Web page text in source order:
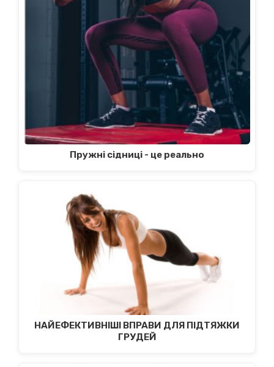
Пружні сідниці - це реально
НAЙEФEКTИВНІШІ ВПPAВИ ДЛЯ ПІДTЯЖКИ
ГPУДEЙ